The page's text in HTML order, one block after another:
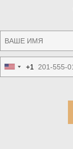
United
States
+1